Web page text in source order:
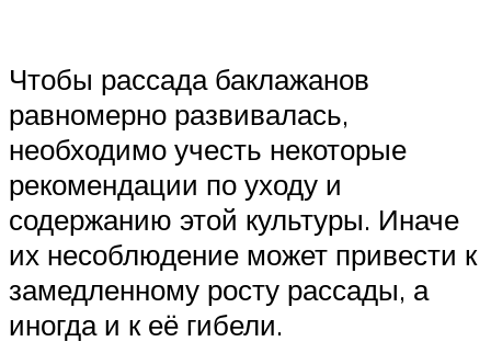
Чтобы рассада баклажанов
равномерно развивалась,
необходимо учесть некоторые
рекомендации по уходу и
содержанию этой культуры. Иначе
их несоблюдение может привести к
замедленному росту рассады, а
иногда и к её гибели.